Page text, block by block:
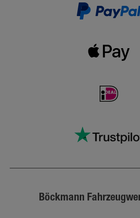
Böckmann